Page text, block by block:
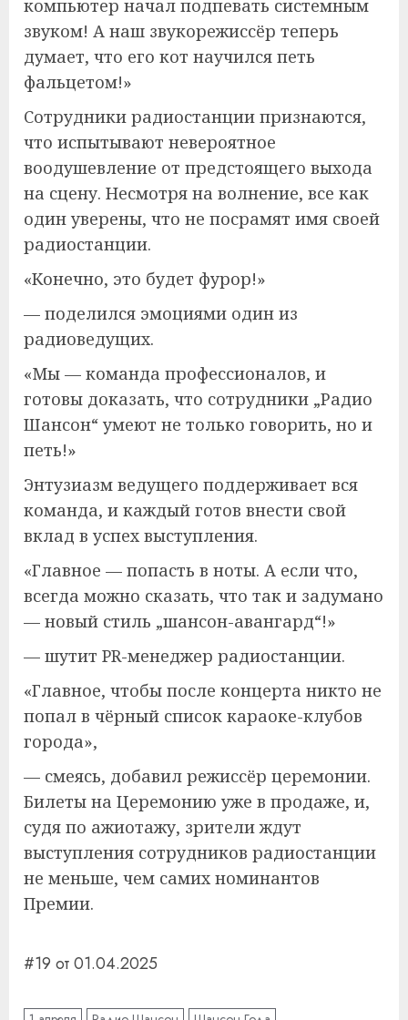
компьютер начал подпевать системным
звуком! А наш звукорежиссёр теперь
думает, что его кот научился петь
фальцетом!»
Сотрудники радиостанции признаются,
что испытывают невероятное
воодушевление от предстоящего выхода
на сцену. Несмотря на волнение, все как
один уверены, что не посрамят имя своей
радиостанции.
«Конечно, это будет фурор!»
— поделился эмоциями один из
радиоведущих.
«Мы — команда профессионалов, и
готовы доказать, что сотрудники „Радио
Шансон“ умеют не только говорить, но и
петь!»
Энтузиазм ведущего поддерживает вся
команда, и каждый готов внести свой
вклад в успех выступления.
«Главное — попасть в ноты. А если что,
всегда можно сказать, что так и задумано
— новый стиль „шансон-авангард“!»
— шутит PR-менеджер радиостанции.
«Главное, чтобы после концерта никто не
попал в чёрный список караоке-клубов
города»,
— смеясь, добавил режиссёр церемонии.
Билеты на Церемонию уже в продаже, и,
судя по ажиотажу, зрители ждут
выступления сотрудников радиостанции
не меньше, чем самих номинантов
Премии.
#19 от 01.04.2025